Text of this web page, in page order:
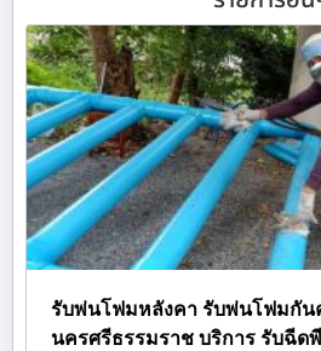
รับพ่นโฟมหลังคา รับพ่นโฟมกัน
นครศรีธรรมราช บริการ รับฉี